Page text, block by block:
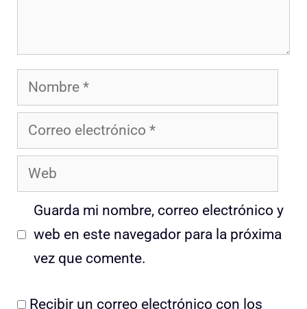
Nombre
Correo
electrónico
Web
Guarda mi nombre, correo electrónico y
web en este navegador para la próxima
vez que comente.
Recibir un correo electrónico con los